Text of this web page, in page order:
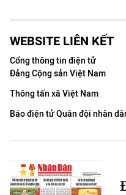
WEBSITE LIÊN KẾT
Cổng thông tin điện tử
Đảng Cộng sản Việt Nam
Thông tấn xã Việt Nam
Báo điện tử Quân đội nhân